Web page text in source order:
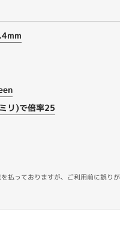
リ)で倍率25
払っておりますが、ご利用前に誤りが